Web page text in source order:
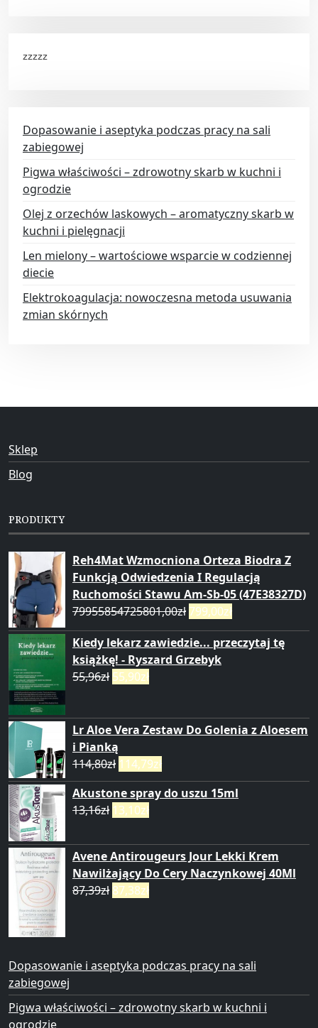
zzzzz
Dopasowanie i aseptyka podczas pracy na sali
zabiegowej
Pigwa właściwości – zdrowotny skarb w kuchni i
ogrodzie
Olej z orzechów laskowych – aromatyczny skarb w
kuchni i pielęgnacji
Len mielony – wartościowe wsparcie w codziennej
diecie
Elektrokoagulacja: nowoczesna metoda usuwania
zmian skórnych
Sklep
Blog
PRODUKTY
Reh4Mat Wzmocniona Orteza Biodra Z
Funkcją Odwiedzenia I Regulacją
Ruchomości Stawu Am-Sb-05 (47E38327D)
79955854725801,00zł 799,00zł
Kiedy lekarz zawiedzie... przeczytaj tę
książkę! - Ryszard Grzebyk
55,96zł 55,90zł
Lr Aloe Vera Zestaw Do Golenia z Aloesem
i Pianką
114,80zł 114,79zł
Akustone spray do uszu 15ml
13,16zł 13,10zł
Avene Antirougeurs Jour Lekki Krem
Nawilżający Do Cery Naczynkowej 40Ml
87,39zł 87,38zł
Dopasowanie i aseptyka podczas pracy na sali
zabiegowej
Pigwa właściwości – zdrowotny skarb w kuchni i
ogrodzie